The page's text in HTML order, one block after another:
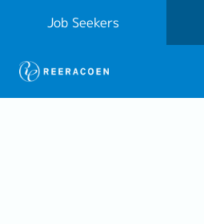
Job Seekers